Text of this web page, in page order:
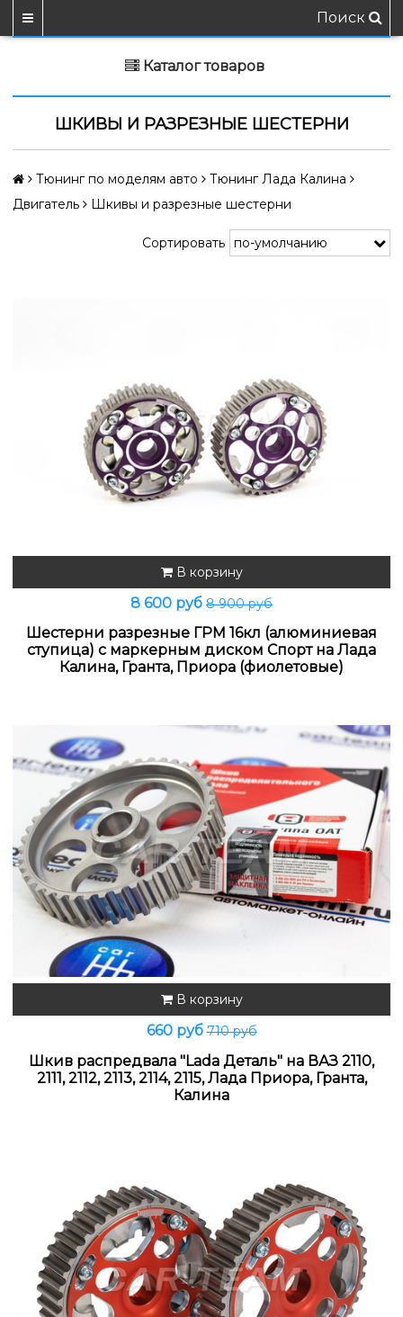
Поиск
Каталог товаров
ШКИВЫ И РАЗРЕЗНЫЕ ШЕСТЕРНИ
Тюнинг по моделям авто
Тюнинг Лада Калина
Двигатель
Шкивы и разрезные шестерни
Сортировать
В корзину
8 600 руб 8 900 руб
Шестерни разрезные ГРМ 16кл (алюминиевая
ступица) с маркерным диском Спорт на Лада
Калина, Гранта, Приора (фиолетовые)
В корзину
660 руб710 руб
Шкив распредвала "Lada Деталь" на ВАЗ 2110,
2111, 2112, 2113, 2114, 2115, Лада Приора, Гранта,
Калина